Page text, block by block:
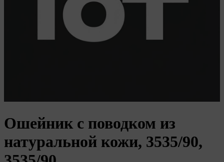
Ошейник с поводком из
натуральной кожи, 3535/90,
«Общество»